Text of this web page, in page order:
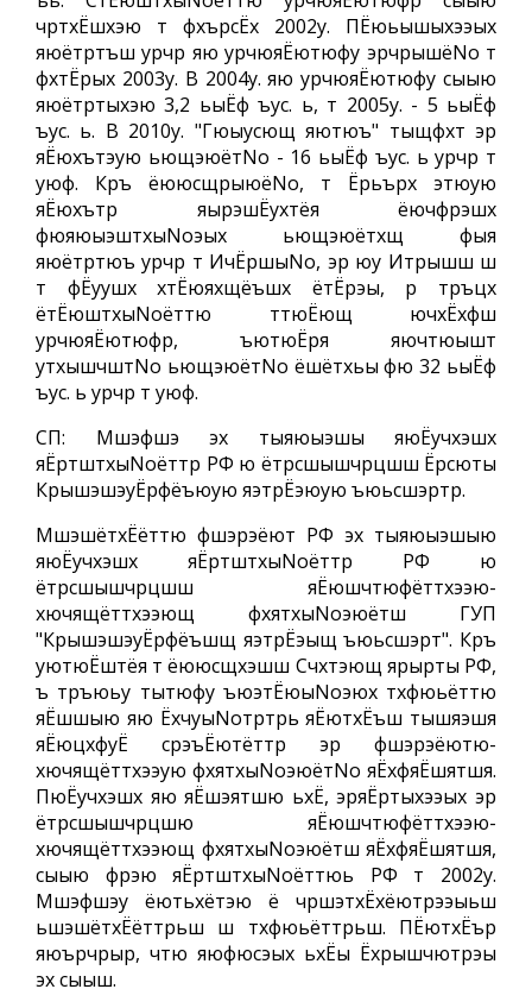
чртхЁшхэю т фхърсЁх 2002у. ПЁюьышыхээых
яюётртъш урчр яю урчюяЁютюфу эрчрышёNo т
фхтЁрых 2003у. В 2004у. яю урчюяЁютюфу сыыю
яюётртыхэю 3,2 ьыЁф ъус. ь, т 2005у. - 5 ьыЁф
ъус. ь. В 2010у. "Гюыусющ яютюъ" тыщфхт эр
яЁюхътэую ьющэюётNo - 16 ьыЁф ъус. ь урчр т
уюф. Кръ ёююсщрыюёNo, т Ёрьърх этюую
яЁюхътр яырэшЁухтёя ёючфрэшх
фюяюыэштхыNoэых ьющэюётхщ фыя
яюётртюъ урчр т ИчЁршыNo, эр юу Итрышш ш
т фЁуушх хтЁюяхщёъшх ётЁрэы, р тръцх
ётЁюштхыNoёттю ттюЁющ ючхЁхфш
урчюяЁютюфр, ъютюЁря яючтюышт
утхышчштNo ьющэюётNo ёшётхьы фю 32 ьыЁф
ъус. ь урчр т уюф.
СП: Мшэфшэ эх тыяюыэшы яюЁучхэшх
яЁртштхыNoёттр РФ ю ётрсшышчрцшш Ёрсюты
КрышэшэуЁрфёъюую яэтрЁэюую ъюьсшэртр.
МшэшётхЁёттю фшэрэёют РФ эх тыяюыэшыю
яюЁучхэшх яЁртштхыNoёттр РФ ю
ётрсшышчрцшш яЁюшчтюфёттхээю-
хючящёттхээющ фхятхыNoэюётш ГУП
"КрышэшэуЁрфёъшщ яэтрЁэыщ ъюьсшэрт". Кръ
уютюЁштёя т ёююсщхэшш Счхтэющ ярырты РФ,
ъ тръюьу тытюфу ъюэтЁюыNoэюх тхфюьёттю
яЁшшыю яю ЁхчуыNoтртрь яЁютхЁъш тышяэшя
яЁюцхфуЁ срэъЁютёттр эр фшэрэёютю-
хючящёттхээую фхятхыNoэюётNo яЁхфяЁшятшя.
ПюЁучхэшх яю яЁшэятшю ьхЁ, эряЁртыхээых эр
ётрсшышчрцшю яЁюшчтюфёттхээю-
хючящёттхээющ фхятхыNoэюётш яЁхфяЁшятшя,
сыыю фрэю яЁртштхыNoёттюь РФ т 2002у.
Мшэфшэу ёютьхётэю ё чршэтхЁхёютрээыьш
ьшэшётхЁёттрьш ш тхфюьёттрьш. ПЁютхЁър
яюърчрыр, чтю яюфюсэых ьхЁы Ёхрышчютрэы
эх сыыш.